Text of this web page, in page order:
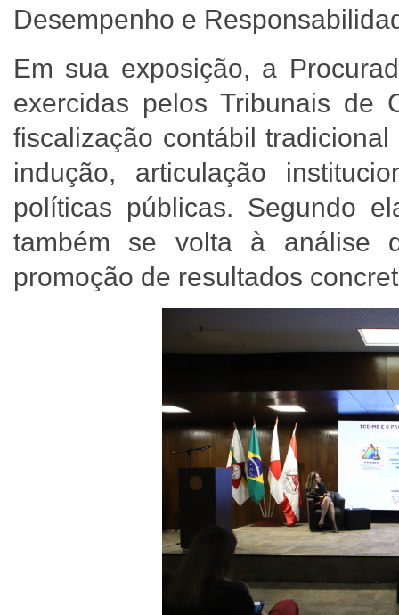
Desempenho e
Em sua exposição, a
exercidas pelos Tribunais de
fiscalização contábil
indução, articulação
políticas públicas. Segundo
também se volta à análise
promoção de resultados